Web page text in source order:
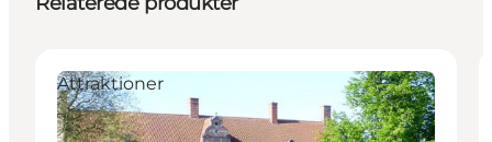
Attraktioner